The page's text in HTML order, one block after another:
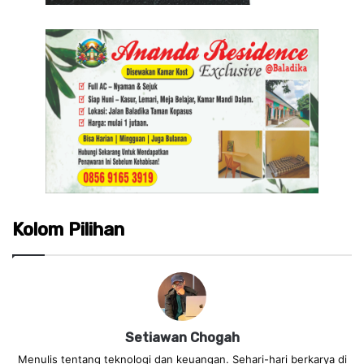
Kolom Pilihan
Setiawan Chogah
Menulis tentang teknologi dan keuangan. Sehari-hari berkarya di